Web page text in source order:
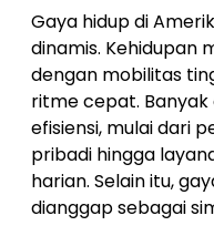
Gaya hidup di
dinamis. Kehidupan
dengan mobilitas
ritme cepat.
efisiensi, mulai dari
pribadi hingga
harian. Selain itu,
dianggap sebagai